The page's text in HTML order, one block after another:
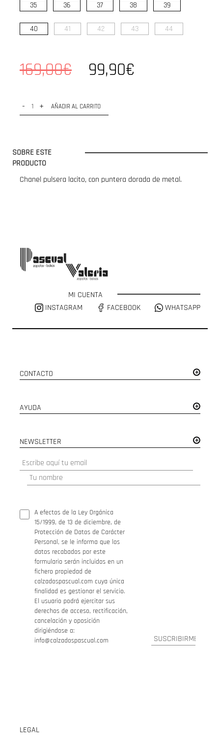
35 36 37 38 39
40 41 42 43 44
169,00€ 99,90€
- + AÑADIR AL CARRITO
SOBRE ESTE
PRODUCTO
Chanel pulsera lacito, con puntera dorada de metal.
MI CUENTA
INSTAGRAM
FACEBOOK WHATSAPP
CONTACTO
AYUDA
NEWSLETTER
A efectos de la Ley Orgánica
15/1999, de 13 de diciembre, de
Protección de Datos de Carácter
Personal, se le informa que los
datos recabados por este
formulario serán incluidos en un
fichero propiedad de
calzadospascual.com cuya única
finalidad es gestionar el servicio.
El usuario podrá ejercitar sus
derechos de acceso, rectificación,
cancelación y oposición
dirigiéndose a:
info@calzadospascual.com
LEGAL